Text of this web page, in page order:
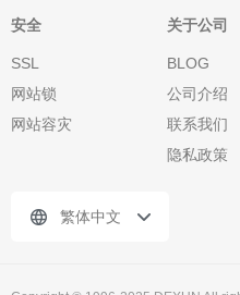
安全
SSL
网站锁
网站容灾
关于公司
BLOG
公司介绍
联系我们
隐私政策
繁体中文